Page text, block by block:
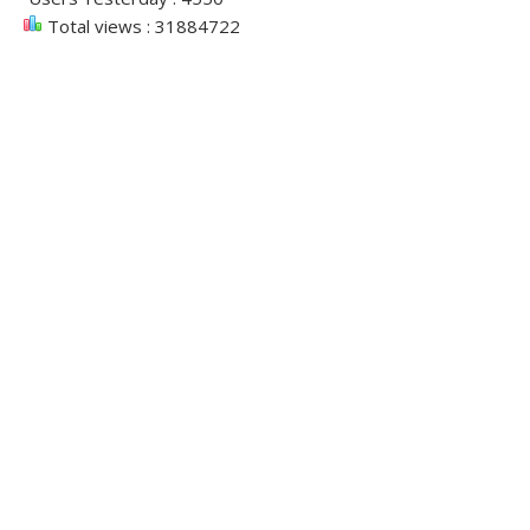
Total views : 31884722